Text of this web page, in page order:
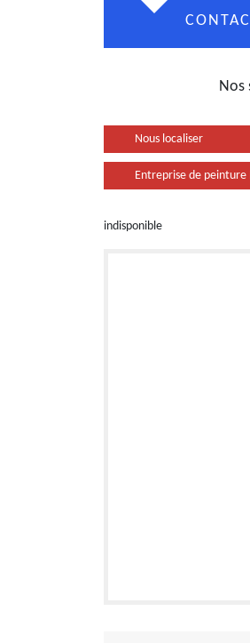
Nos
Nous localiser
Entreprise de
indisponible